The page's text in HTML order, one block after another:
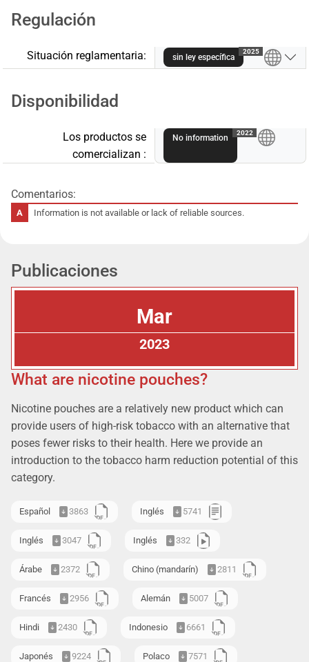
Regulación
Situación reglamentaria: sin ley específica
2025
Disponibilidad
Los productos se
comercializan :
No information
A
2022
Comentarios:
Information is not available or lack of reliable sources.
Publicaciones
Mar
2023
What are nicotine pouches?
Nicotine pouches are a relatively new product which can
provide users of high-risk tobacco with an alternative that
poses fewer risks to their health. Here we provide an
introduction to the tobacco harm reduction potential of this
category.
Español 3863 Inglés 5741
Inglés 3047 Inglés 332
Árabe 2372 Chino (mandarín) 2811
Francés 2956 Alemán 5007
Hindi 2430 Indonesio 6661
Japonés 9224 Polaco 7571